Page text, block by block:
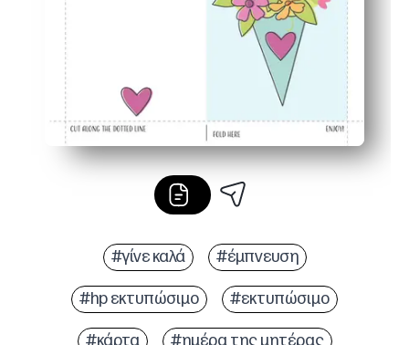
#γίνε καλά #έμπνευση
#hp εκτυπώσιμο #εκτυπώσιμο
#κάρτα #ημέρα της μητέρας